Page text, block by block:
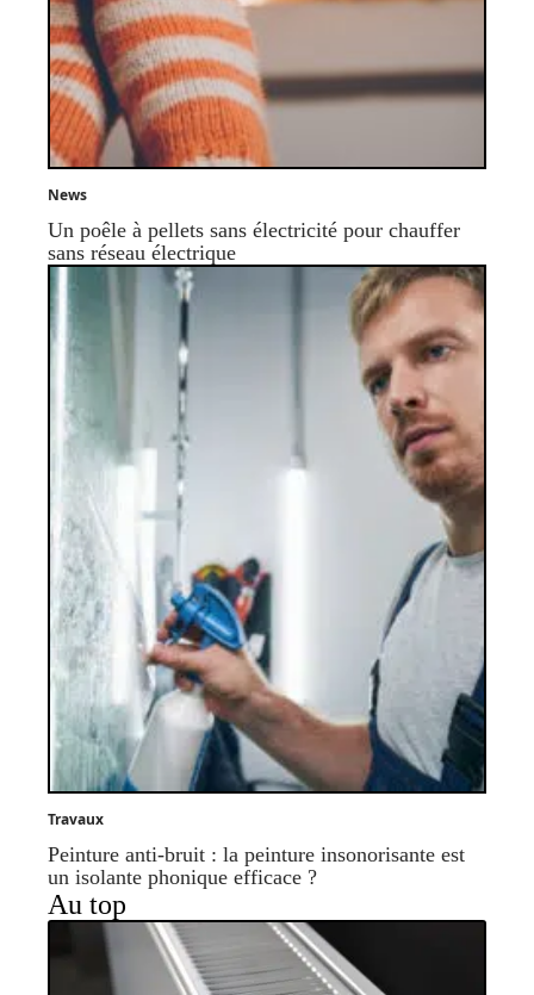
News
Un poêle à pellets sans électricité pour chauffer
sans réseau électrique
Travaux
Peinture anti-bruit : la peinture insonorisante est
un isolante phonique efficace ?
Au top